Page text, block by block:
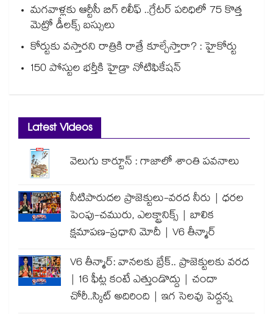
మగవాళ్లకు ఆర్టీసీ బిగ్ రిలీఫ్ ..గ్రేటర్ పరిధిలో 75 కొత్త
మెట్రో డీలక్స్ బస్సులు
కోర్టుకు వస్తారని రాత్రికి రాత్రే కూల్చేస్తారా? : హైకోర్టు
150 పోస్టుల భర్తీకి హైడ్రా నోటిఫికేషన్
Latest Videos
వెలుగు కార్టూన్ : గాజాలో శాంతి పవనాలు
నీటిపారుదల ప్రాజెక్టులు-వరద నీరు | ధరల
పెంపు-చమురు, ఎలక్ట్రానిక్స్ | బాలిక
క్షమాపణ-ప్రధాని మోదీ | V6 తీన్మార్
V6 తీన్మార్: వానలకు బ్రేక్.. ప్రాజెక్టులకు వరద
| 16 ఫీట్ల కంటే ఎత్తుండొద్దు | చందా
చోరీ..స్కిట్ అదిరింది | ఇగ సెలవు పెద్దన్న